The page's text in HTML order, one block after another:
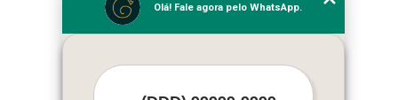
Missão
Serviços
Olá! Fale agora pelo WhatsApp.